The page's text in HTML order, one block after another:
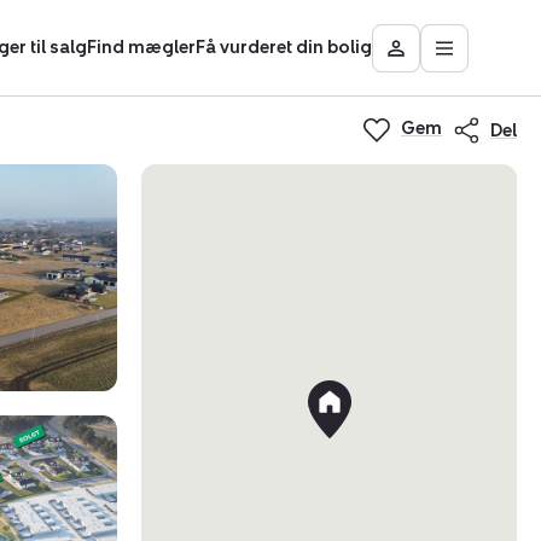
til salgFind mæglerFå vurderet din bolig
Besøg
Mit
Nybolig
Åbn
Gem Del